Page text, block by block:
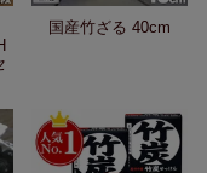
国産竹ざる 40cm